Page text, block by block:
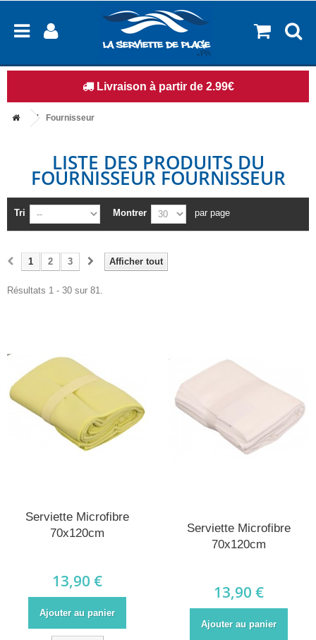
Livraison à partir de 2.99€
Fournisseur
LISTE DES PRODUITS DU
FOURNISSEUR FOURNISSEUR
Tri Montrer par page
Afficher tout
1 2 3
Résultats 1 - 30 sur 81.
Serviette Microfibre
70x120cm
13,90 €
Ajouter au panier
Serviette Microfibre
70x120cm
13,90 €
Ajouter au panier